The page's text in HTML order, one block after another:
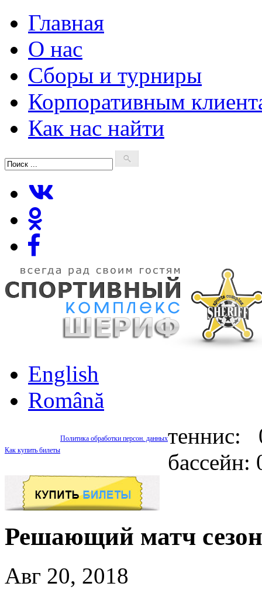
Главная
О нас
Сборы и турниры
Корпоративным
Как нас найти
English
Română
Политика обработки персон. данных
Как купить билеты
теннис:
Решающий матч
Авг 20, 2018